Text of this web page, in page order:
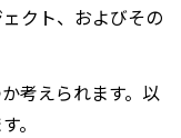
クト、およびその
考えられます。以
。